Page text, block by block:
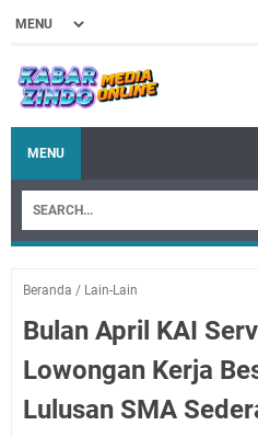
MENU
Beranda / Lain-Lain
Bulan April KAI
Lowongan Kerja
Lulusan SMA